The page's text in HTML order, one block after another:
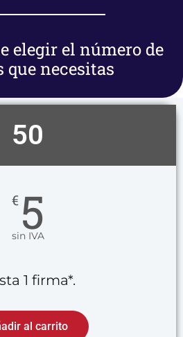
elegir el número de
que necesitas
50
€ 5
sin IVA
1 firma*.
al carrito